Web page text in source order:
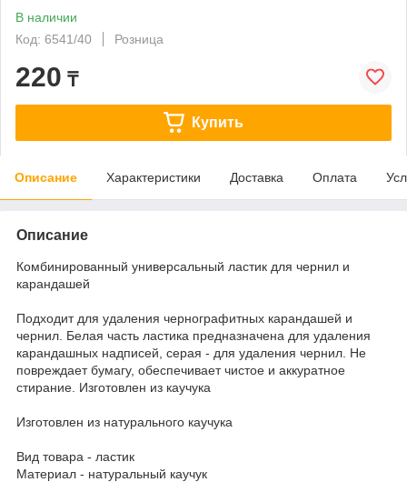
В наличии
Код: 6541/40
Розница
220 ₸
Купить
Описание Характеристики Доставка Оплата
Описание
Комбинированный универсальный ластик для чернил и
карандашей
Подходит для удаления чернографитных карандашей и
чернил. Белая часть ластика предназначена для удаления
карандашных надписей, серая - для удаления чернил. Не
повреждает бумагу, обеспечивает чистое и аккуратное
стирание. Изготовлен из каучука
Изготовлен из натурального каучука
Вид товара - ластик
Материал - натуральный каучук